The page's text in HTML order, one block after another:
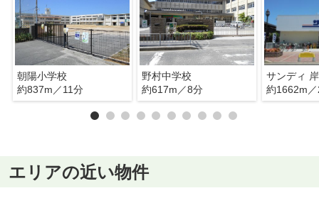
朝陽小学校
約837m／11分
野村中学校
約617m／8分
サンディ
約1662m
エリアの近い物件